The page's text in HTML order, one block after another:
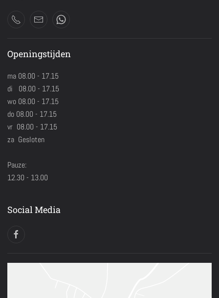
Openingstijden
ma 08.00 - 17.15
di 08.00 - 17.15
wo 08.00 - 17.15
do 08.00 - 17.15
vr 08.00 - 17.15
za Gesloten
Pauze:
12.30 - 13.00
Social Media